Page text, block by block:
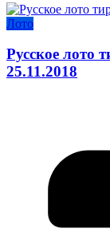
Лото
Русское лото
25.11.2018